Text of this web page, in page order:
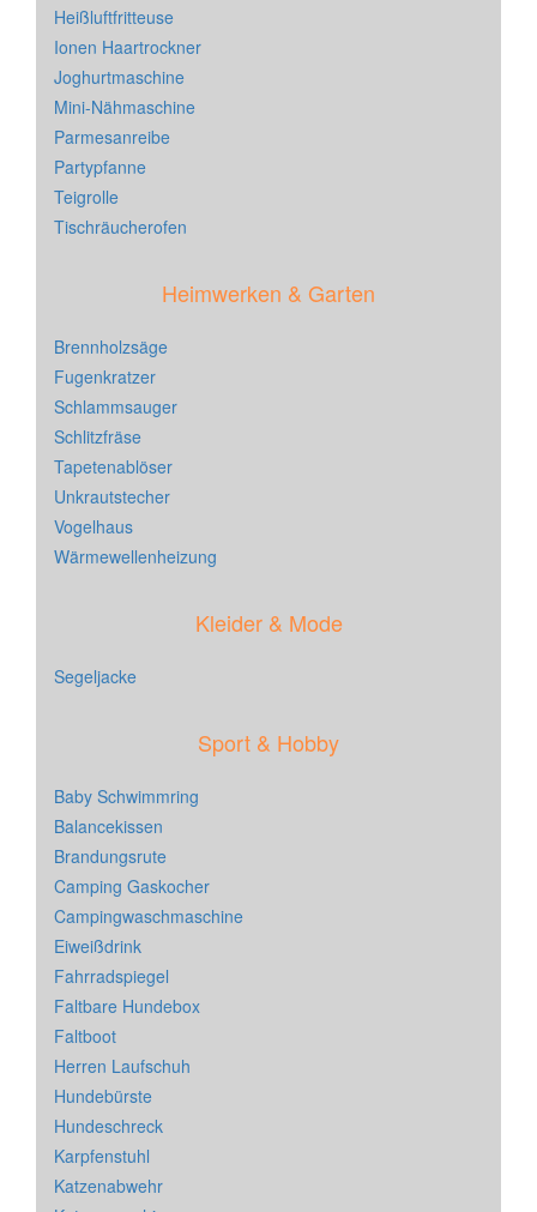
Heißluftfritteuse
Ionen Haartrockner
Joghurtmaschine
Mini-Nähmaschine
Parmesanreibe
Partypfanne
Teigrolle
Tischräucherofen
Heimwerken & Garten
Brennholzsäge
Fugenkratzer
Schlammsauger
Schlitzfräse
Tapetenablöser
Unkrautstecher
Vogelhaus
Wärmewellenheizung
Kleider & Mode
Segeljacke
Sport & Hobby
Baby Schwimmring
Balancekissen
Brandungsrute
Camping Gaskocher
Campingwaschmaschine
Eiweißdrink
Fahrradspiegel
Faltbare Hundebox
Faltboot
Herren Laufschuh
Hundebürste
Hundeschreck
Karpfenstuhl
Katzenabwehr